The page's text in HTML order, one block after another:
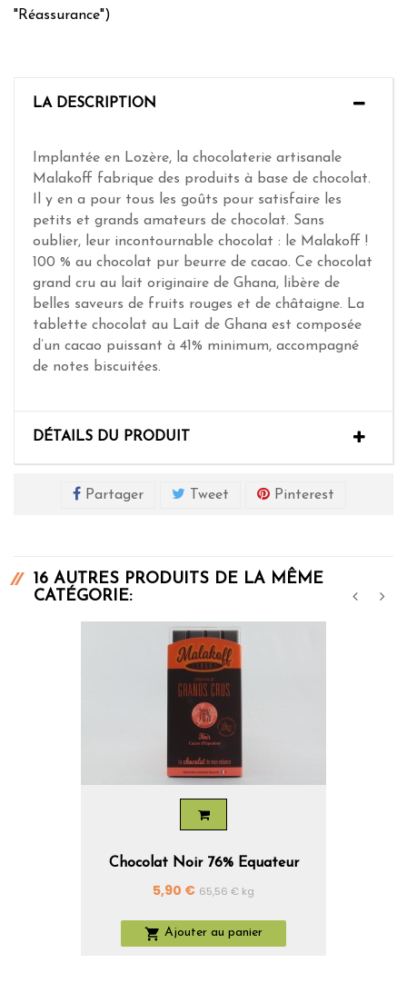
"Réassurance")
LA DESCRIPTION
Implantée en Lozère, la chocolaterie artisanale
Malakoff fabrique des produits à base de chocolat.
Il y en a pour tous les goûts pour satisfaire les
petits et grands amateurs de chocolat. Sans
oublier, leur incontournable chocolat : le Malakoff !
100 % au chocolat pur beurre de cacao. Ce chocolat
grand cru au lait originaire de Ghana, libère de
belles saveurs de fruits rouges et de châtaigne. La
tablette chocolat au Lait de Ghana est composée
d’un cacao puissant à 41% minimum, accompagné
de notes biscuitées.
DÉTAILS DU PRODUIT
Partager Tweet Pinterest
16 AUTRES PRODUITS DE LA MÊME
CATÉGORIE:
Chocolat Noir 76% Equateur
Prix
5,90 € 65,56 € kg
 Ajouter au panier